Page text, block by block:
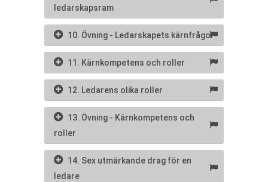
ledarskapsram
10. Övning - Ledarskapets kärnfrågor
11. Kärnkompetens och roller
12. Ledarens olika roller
13. Övning - Kärnkompetens och
roller
14. Sex utmärkande drag för en
ledare